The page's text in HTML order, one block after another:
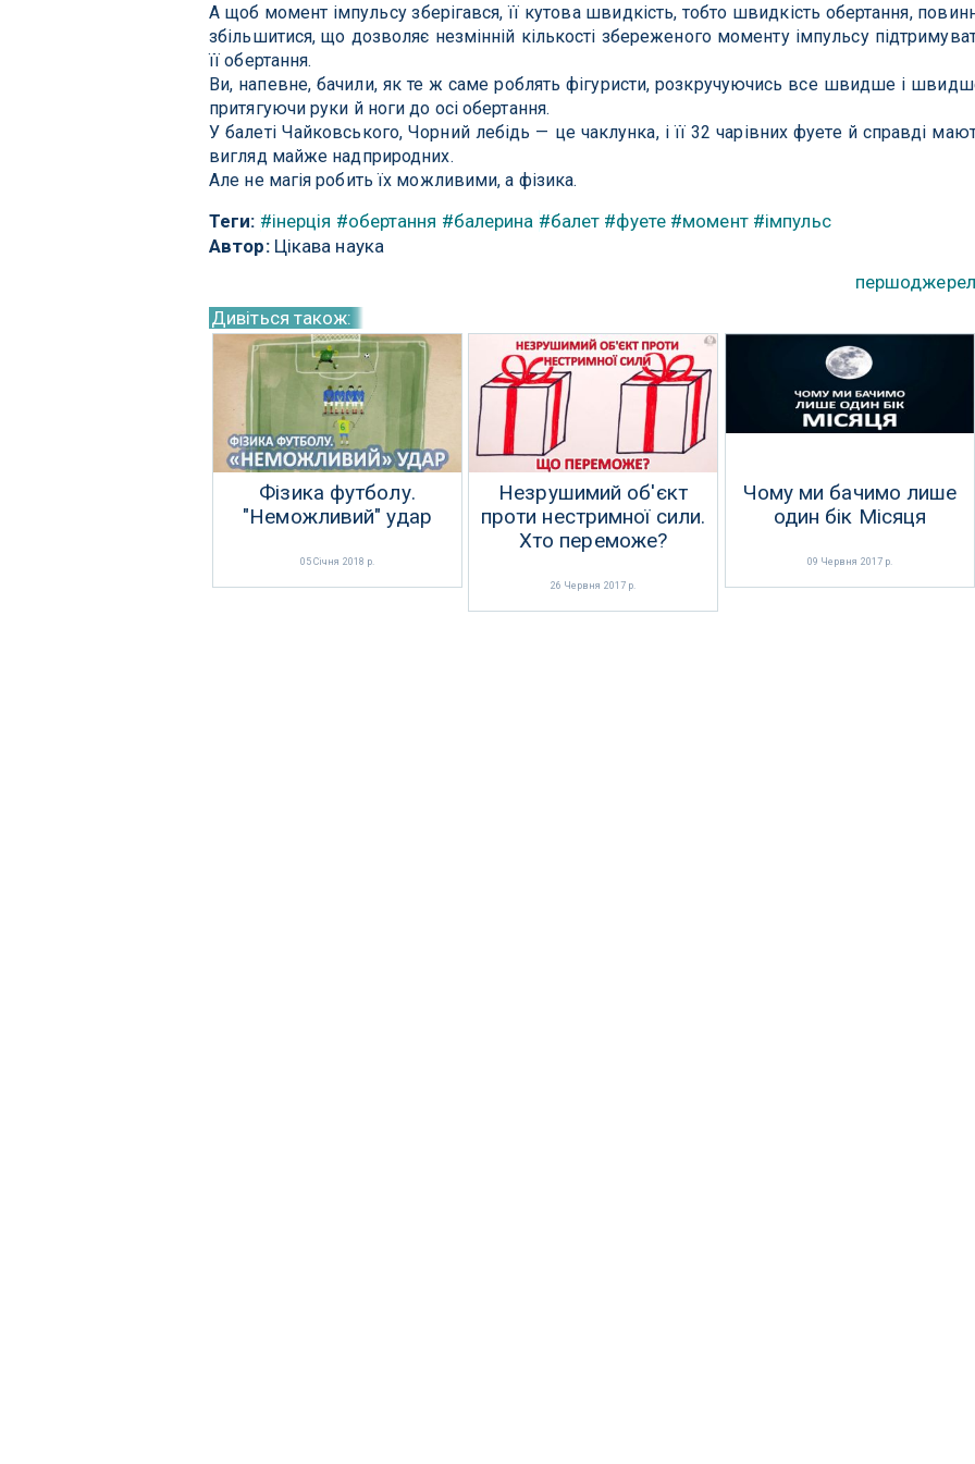
А щоб момент імпульсу зберігався, її кутова швидкість, тобто швидкість обертання,
збільшитися, що дозволяє незмінній кількості збереженого моменту імпульсу
її обертання.
Ви, напевне, бачили, як те ж саме роблять фігуристи, розкручуючись все швидше і
притягуючи руки й ноги до осі обертання.
У балеті Чайковського, Чорний лебідь — це чаклунка, і її 32 чарівних фуете й справді
вигляд майже надприродних.
Але не магія робить їх можливими, а фізика.
Теги: #інерція #обертання #балерина #балет #фуете #момент #імпульс
Автор:Цікава наука
Дивіться також:
Фізика футболу.
"Неможливий" удар
05 Січня 2018 р.
Незрушимий об'єкт
проти нестримної сили.
Хто переможе?
26 Червня 2017 р.
Чому ми бачимо лише
один бік Місяця
09 Червня 2017 р.